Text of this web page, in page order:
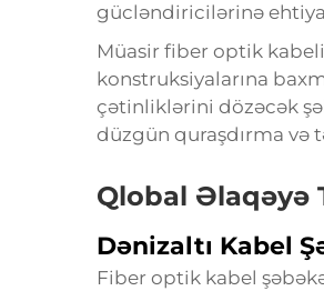
gücləndiricilərinə
Müasir fiber optik
konstruksiyalarına
çətinliklərini dözəcək
düzgün quraşdırma və
Qlobal Əlaqəyə
Dənizaltı Kabel
Fiber optik kabel